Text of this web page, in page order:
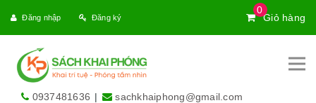
0
Giỏ hàng
Đăng nhập Đăng ký
0937481636 | sachkhaiphong@gmail.com